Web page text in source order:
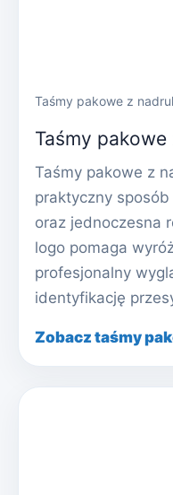
Taśmy pakowe z
Taśmy
Taśmy pakowe z
praktyczny
oraz jednoczesna
logo pomaga
profesjonalny
identyfikację
Zobacz taśmy